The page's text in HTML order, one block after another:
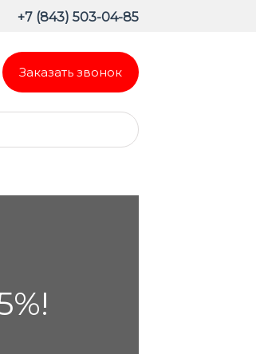
+7 (843) 503-04-85
Заказать звонок